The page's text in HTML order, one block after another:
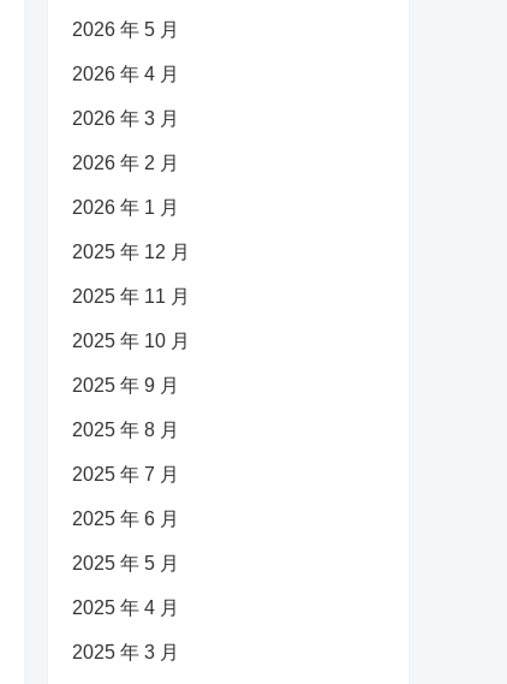
2026 年 5 月
2026 年 4 月
2026 年 3 月
2026 年 2 月
2026 年 1 月
2025 年 12 月
2025 年 11 月
2025 年 10 月
2025 年 9 月
2025 年 8 月
2025 年 7 月
2025 年 6 月
2025 年 5 月
2025 年 4 月
2025 年 3 月